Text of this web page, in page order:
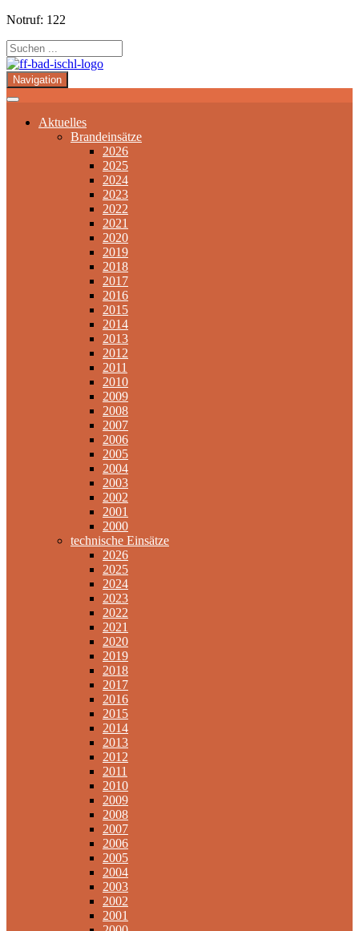
Notruf: 122
Navigation
Aktuelles
Brandeinsätze
2026
2025
2024
2023
2022
2021
2020
2019
2018
2017
2016
2015
2014
2013
2012
2011
2010
2009
2008
2007
2006
2005
2004
2003
2002
2001
2000
technische Einsätze
2026
2025
2024
2023
2022
2021
2020
2019
2018
2017
2016
2015
2014
2013
2012
2011
2010
2009
2008
2007
2006
2005
2004
2003
2002
2001